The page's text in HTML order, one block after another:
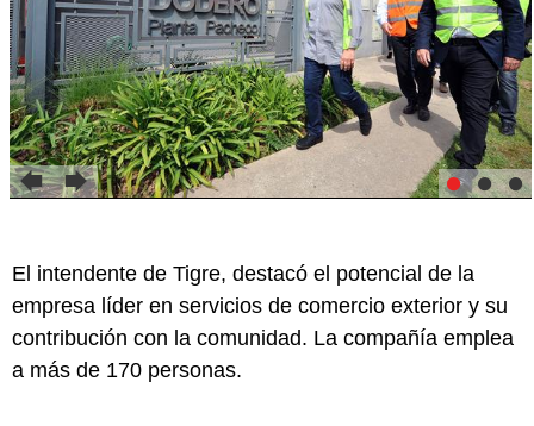
El intendente de Tigre, destacó el potencial de la
empresa líder en servicios de comercio exterior y su
contribución con la comunidad. La compañía emplea
a más de 170 personas.